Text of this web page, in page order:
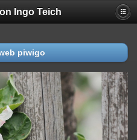
Ingo Teich
piwigo